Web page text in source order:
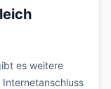
es weitere